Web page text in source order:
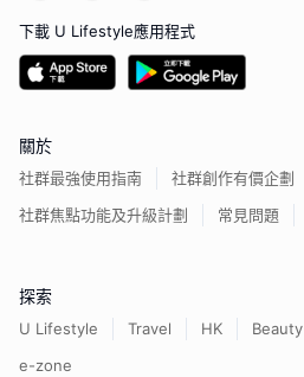
下載 U Lifestyle應用程式
關於
社群最強使用指南
社群創作有價企劃
社群焦點功能及升級計劃
常見問題
探索
U Lifestyle Travel HK Beauty
e-zone